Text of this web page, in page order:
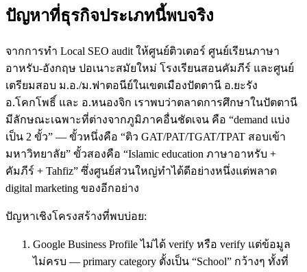
ปัญหาที่ธุรกิจประเภทนี้พบจริง
จากการทำ Local SEO audit ให้ศูนย์ติวเตอร์ ศูนย์เรียนภาษา
อาหรับ-อังกฤษ ปอเนาะสมัยใหม่ โรงเรียนสอนคัมภีร์ และศูนย์
เตรียมสอบ ม.อ./ม.ฟาตอนีย์ในเขตเมืองปัตตานี อ.ยะรัง
อ.โคกโพธิ์ และ อ.หนองจิก เราพบว่าตลาดการศึกษาในปัตตานี
มีลักษณะเฉพาะที่ต่างจากภูมิภาคอื่นชัดเจน คือ “demand แบ่ง
เป็น 2 ขั้ว” — ขั้วหนึ่งคือ “ติว GAT/PAT/TGAT/TPAT สอบเข้า
มหาวิทยาลัย” ขั้วสองคือ “Islamic education ภาษาอาหรับ +
คัมภีร์ + Tahfiz” ซึ่งศูนย์ส่วนใหญ่ทำได้ดีอย่างหนึ่งแต่พลาด
digital marketing ของอีกอย่าง
ปัญหาเชิงโครงสร้างที่พบบ่อย:
Google Business Profile ไม่ได้ verify หรือ verify แต่ข้อมูล
ไม่ครบ — primary category ตั้งเป็น “School” กว้างๆ ทั้งที่